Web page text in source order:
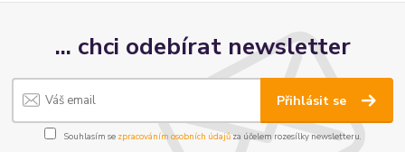
... chci odebírat newsletter
Přihlásit se
Souhlasím se zpracováním osobních údajůza účelem rozesílky newsletteru.